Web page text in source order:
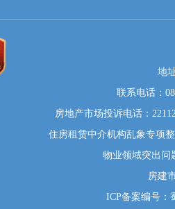
地
联系电话：
房地产市场投诉电话：
住房租赁中介机构乱象专项
物业领域突出问
房建
ICP备案编号：